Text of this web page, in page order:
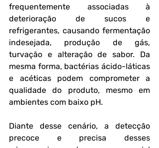
frequentemente associadas à
deterioração de sucos e
refrigerantes, causando fermentação
indesejada, produção de gás,
turvação e alteração de sabor. Da
mesma forma, bactérias ácido-láticas
e acéticas podem comprometer a
qualidade do produto, mesmo em
ambientes com baixo pH.
Diante desse cenário, a detecção
precoce e precisa desses